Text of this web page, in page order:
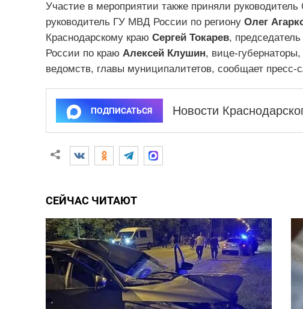
Участие в мероприятии также приняли
руководитель ГУ МВД России по региону Олег
Краснодарскому краю Сергей Токарев,
России по краю Алексей Клушин, вице-
ведомств, главы муниципалитетов, сообщает пресс-
ПОДПИСАТЬСЯ Новости
СЕЙЧАС ЧИТАЮТ